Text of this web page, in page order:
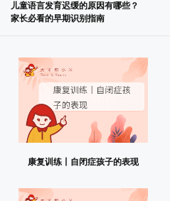
儿童语言发育迟缓的原因有哪些？
家长必看的早期识别指南
康复训练丨自闭症孩子的表现